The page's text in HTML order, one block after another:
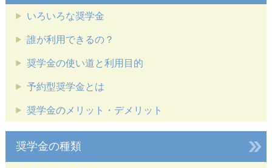
いろいろな奨学金
誰が利用できるの？
奨学金の使い道と利用目的
予約型奨学金とは
奨学金のメリット・デメリット
奨学金の種類